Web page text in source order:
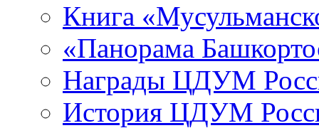
Книга
«Панорама
Награды ЦДУМ
История ЦДУМ